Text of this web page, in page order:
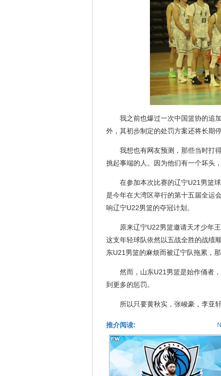
我之前也爆过一次中国篮协的追
外，其初步制定的处罚方案还将长期
我想也有网友预测，那些当时打
挑起事端的人。因为他们有一个坏头
在参加本次比赛的辽宁U21男篮
是今年在大湾区举行的第十五届全运
响辽宁U22男篮的夺冠计划。
原来辽宁U22男篮邀请天才少年
这支年轻球队依然以五战全胜的战绩
东U21男篮的麻烦而被辽宁队拖累，
然而，山东U21男篮是始作俑者
到更多的惩罚。
所以只要黄秋实，张峻豪，李亚
推介阅读: